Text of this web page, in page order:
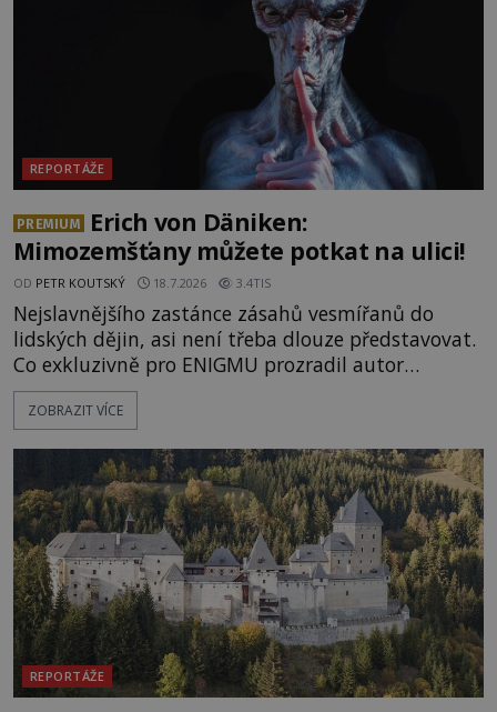
REPORTÁŽE
PREMIUM
Erich von Däniken:
Mimozemšťany můžete potkat na ulici!
OD PETR KOUTSKÝ 18.7.2026 3.4TIS
Nejslavnějšího zastánce zásahů vesmířanů do
lidských dějin, asi není třeba dlouze představovat.
Co exkluzivně pro ENIGMU prozradil autor
Vzpomínek na budoucnost, švýcarský badatel
Erich von Däniken? Orbitální stanice Viking 1
je umělá družice od povrchu Marsu vzdálena asi
1873 kilometrů, nachá
ZOBRAZIT VÍCE
REPORTÁŽE